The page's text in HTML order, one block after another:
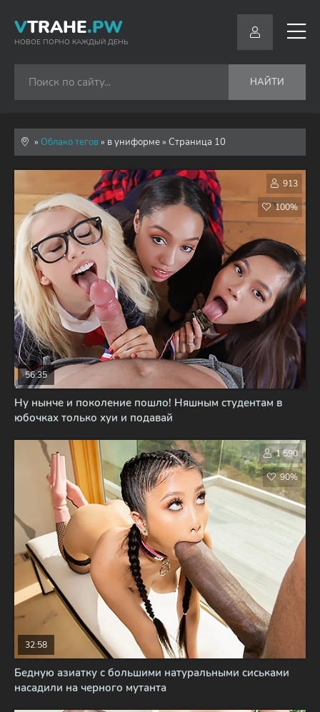
VTRAHE.PW
НОВОЕ ПОРНО КАЖДЫЙ ДЕНЬ
НАЙТИ
» Облако тегов» в униформе » Страница 10
Ну нынче и поколение пошло! Няшным студентам в
юбочках только хуи и подавай
56:35
913
100%
Бедную азиатку с большими натуральными сиськами
насадили на черного мутанта
32:58
1 590
90%